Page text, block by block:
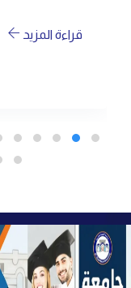
قراءة المزيد